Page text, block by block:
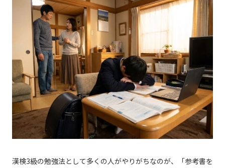
漢検3級の勉強法として多くの人がやりがちなのが、「参考書を